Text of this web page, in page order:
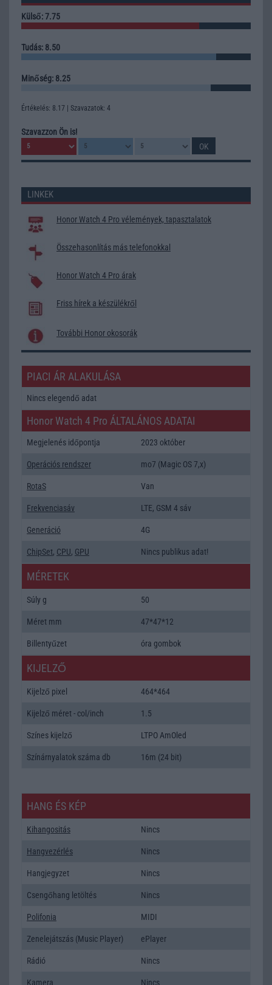
Külső: 7.75
Tudás: 8.50
Minőség: 8.25
Értékelés: 8.17 | Szavazatok: 4
Szavazzon Ön is!
LINKEK
Honor Watch 4 Pro vélemények, tapasztalatok
Összehasonlítás más telefonokkal
Honor Watch 4 Pro árak
Friss hírek a készülékről
További Honor okosorák
PIACI ÁR ALAKULÁSA
Nincs elegendő adat
Honor Watch 4 Pro ÁLTALÁNOS ADATAI
Megjelenés időpontja 2023 október
Operációs rendszer mo7 (Magic OS 7,x)
RotaS Van
Frekvenciasáv LTE, GSM 4 sáv
Generáció 4G
ChipSet, CPU, GPU Nincs publikus adat!
MÉRETEK
Súly g 50
Méret mm 47*47*12
Billentyűzet óra gombok
KIJELZŐ
Kijelző pixel 464*464
Kijelző méret - col/inch 1.5
Színes kijelző LTPO AmOled
Színárnyalatok száma db 16m (24 bit)
HANG ÉS KÉP
Kihangositás Nincs
Hangvezérlés Nincs
Hangjegyzet Nincs
Csengőhang letöltés Nincs
Polifonia MIDI
Zenelejátszás (Music Player) ePlayer
Rádió Nincs
Kamera Nincs